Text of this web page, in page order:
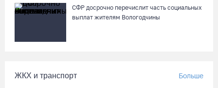
СФР досрочно перечислит часть социальных
выплат жителям Вологодчины
ЖКХ и транспорт Больше